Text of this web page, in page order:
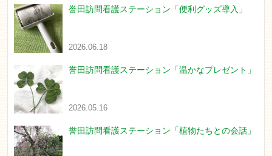
誉田訪問看護ステーション「便利グッズ導入」
2026.06.18
誉田訪問看護ステーション「温かなプレゼント」
2026.05.16
誉田訪問看護ステーション「植物たちとの会話」